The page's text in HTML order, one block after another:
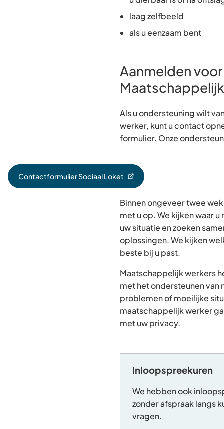
laag zelfbeeld
als u eenzaam bent
Aanmelden voor
Als u ondersteuning wilt
werker, kunt u contact
formulier. Onze
Contactformulier Sociaal Loket
(Verwijst
Binnen ongeveer twee
met u op. We kijken waar u
uw situatie en zoeken
oplossingen. We kijken
beste bij u past.
Maatschappelijk werkers
met het ondersteunen van
problemen of moeilijke
maatschappelijk werker
met uw privacy.
Inloopspreekuren
We hebben ook
zonder afspraak langs
vragen.